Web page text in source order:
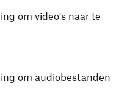
om video's naar te
om audiobestanden